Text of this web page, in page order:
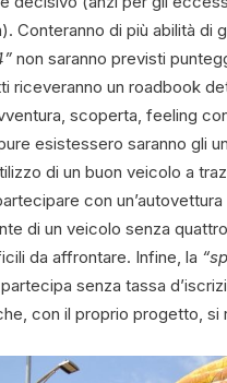
Conteranno di più abilità di
non saranno previsti
riceveranno un roadbook
scoperta, feeling
esistessero saranno gli
di un buon veicolo a
con
di un veicolo senza
da affrontare. Infine, la
senza tassa
con il proprio progetto,